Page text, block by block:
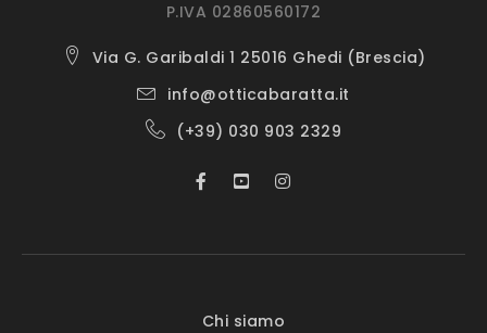
P.IVA 02860560172
Via G. Garibaldi 1 25016 Ghedi (Brescia)
info@otticabaratta.it
(+39) 030 903 2329
Chi siamo